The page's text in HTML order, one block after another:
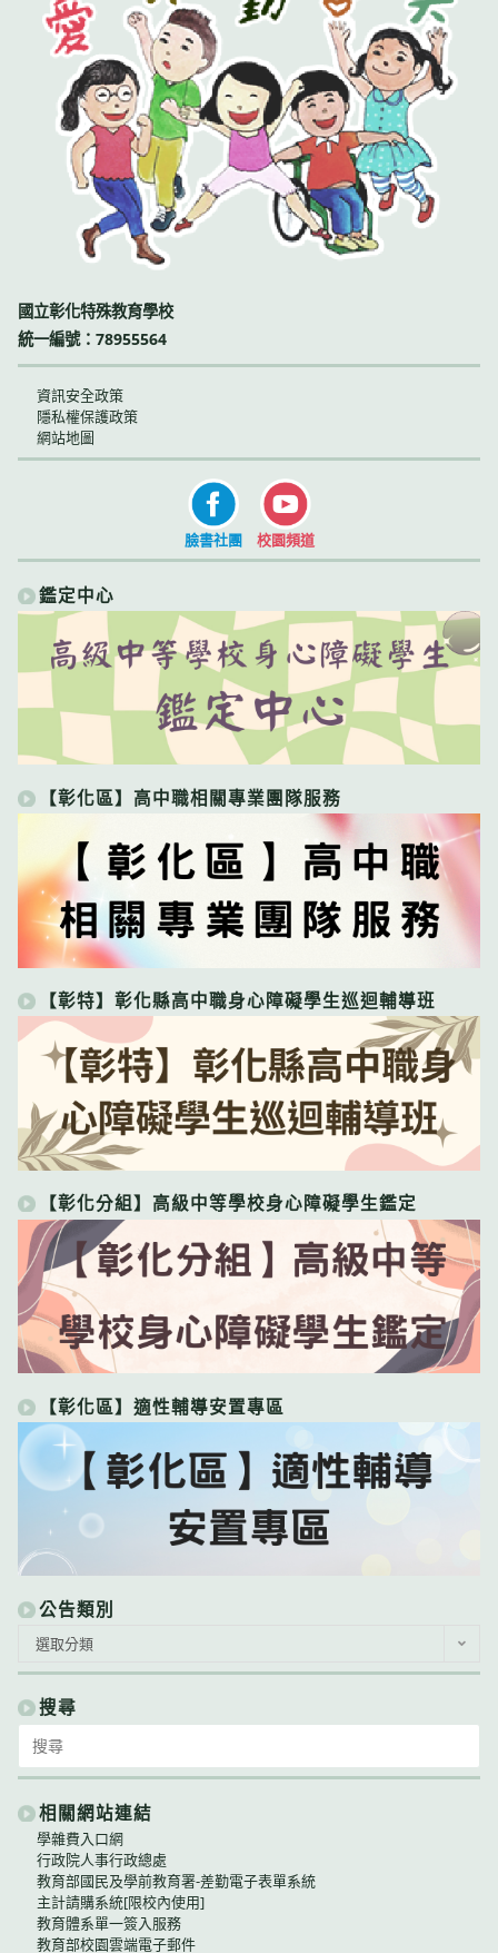
國立彰化特殊教育學校
統一編號：78955564
資訊安全政策
隱私權保護政策
網站地圖
臉書社團 校園頻道
鑑定中心
【彰化區】高中職相關專業團隊服務
【彰特】彰化縣高中職身心障礙學生巡迴輔導班
【彰化分組】高級中等學校身心障礙學生鑑定
【彰化區】適性輔導安置專區
公告類別
類
別
選取分類
搜尋
for:
相關網站連結
學雜費入口網
行政院人事行政總處
教育部國民及學前教育署-差勤電子表單系統
主計請購系統[限校內使用]
教育體系單一簽入服務
教育部校園雲端電子郵件